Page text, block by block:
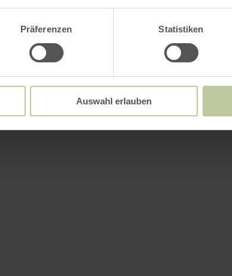
Präferenzen Statistiken
Auswahl erlauben